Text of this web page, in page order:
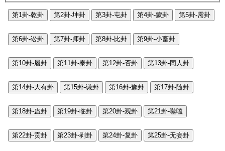
第1卦-乾卦 第2卦-坤卦 第3卦-屯卦 第4卦-蒙卦 第5卦-需卦
第6卦-讼卦 第7卦-师卦 第8卦-比卦 第9卦-小畜卦
第10卦-履卦 第11卦-泰卦 第12卦-否卦 第13卦-同人卦
第14卦-大有卦 第15卦-谦卦 第16卦-豫卦 第17卦-随卦
第18卦-蛊卦 第19卦-临卦 第20卦-观卦 第21卦-噬嗑
第22卦-贲卦 第23卦-剥卦 第24卦-复卦 第25卦-无妄卦